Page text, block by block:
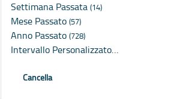
Settimana Passata (14)
Mese Passato (57)
Anno Passato (728)
Intervallo Personalizzato…
Cancella